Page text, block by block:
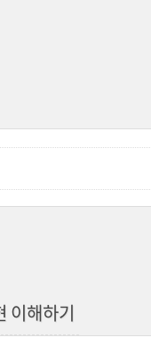
이해하기